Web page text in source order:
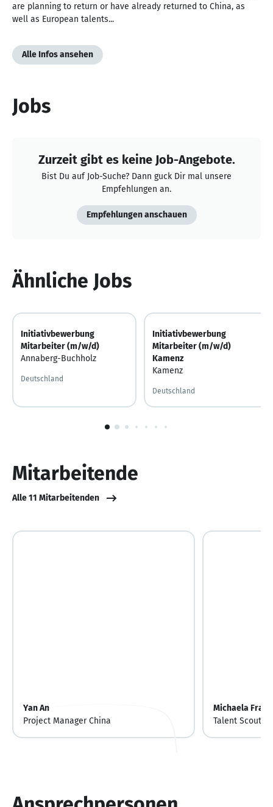
are planning to return or have already returned to China, as
well as European talents...
Alle Infos ansehen
Jobs
Zurzeit gibt es keine Job-Angebote.
Bist Du auf Job-Suche? Dann guck Dir mal unsere
Empfehlungen an.
Empfehlungen anschauen
Ähnliche Jobs
Initiativbewerbung
Mitarbeiter (m/w/d)
Annaberg-Buchholz
Deutschland
Initiativbewerbung
Mitarbeiter (m/w/d)
Kamenz
Kamenz
Deutschland
Mitarbeitende
Alle 11 Mitarbeitenden
Yan An
Project Manager China
Michaela
Talent Scout &